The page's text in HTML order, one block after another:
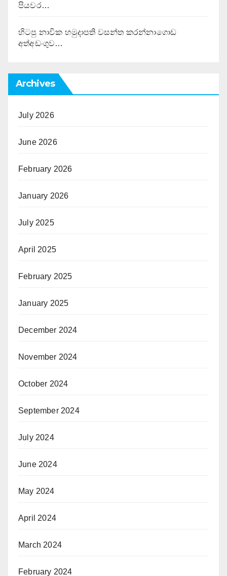
පියවර…
හිටපු නාවික හමුදාපති වසන්ත කරන්නාගොඩ
අත්අඩංගුව…
Archives
July 2026
June 2026
February 2026
January 2026
July 2025
April 2025
February 2025
January 2025
December 2024
November 2024
October 2024
September 2024
July 2024
June 2024
May 2024
April 2024
March 2024
February 2024